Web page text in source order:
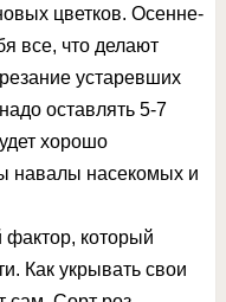
цветков. Осенне-
все, что делают
устаревших
оставлять 5-7
хорошо
навалы насекомых и
который
Как укрывать свои